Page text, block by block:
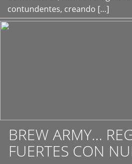
contundentes, creando […]
BREW ARMY…
FUERTES CON